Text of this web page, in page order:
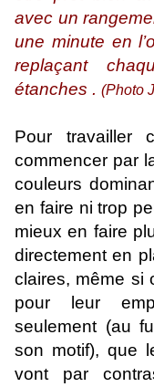
avec un
une minute en
replaçant
étanches . (Photo
Pour travailler
commencer par
couleurs
en faire ni trop
mieux en faire
directement en
claires, même si
pour leur
seulement (au
son motif), que
vont par